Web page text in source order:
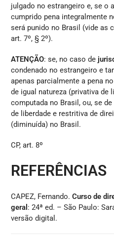
julgado no estrangeiro e, se o
cumprido pena integralmente
será punido no Brasil (vide as
art. 7º, § 2º).
ATENÇÃO: se, no caso de
condenado no estrangeiro e
apenas parcialmente a pena
de igual natureza (privativa de
computada no Brasil, ou, se
de liberdade e restritiva de
(diminuída) no Brasil.
CP, art. 8º
REFERÊNCIAS
CAPEZ, Fernando.Curso de
geral : 24ª ed. – São Paulo:
versão digital.